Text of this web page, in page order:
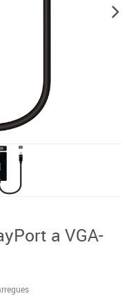
a VGA-